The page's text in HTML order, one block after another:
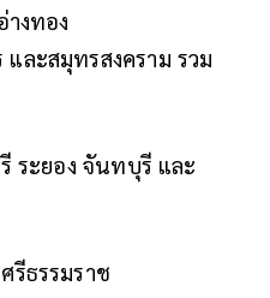
งทอง
ละสมุทรสงคราม รวม
ระยอง จันทบุรี และ
รีธรรมราช